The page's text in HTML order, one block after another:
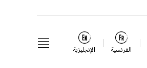
الفرنسية الإنجليزية